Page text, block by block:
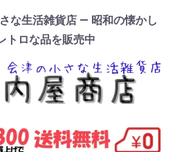
な生活雑貨店 — 昭和の懐かし
トロな品を販売中